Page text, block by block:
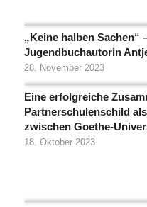
„Keine halben Sachen“
Jugendbuchautorin
28. November 2023
Eine erfolgreiche
Partnerschulenschild
zwischen Goethe-
18. Oktober 2023